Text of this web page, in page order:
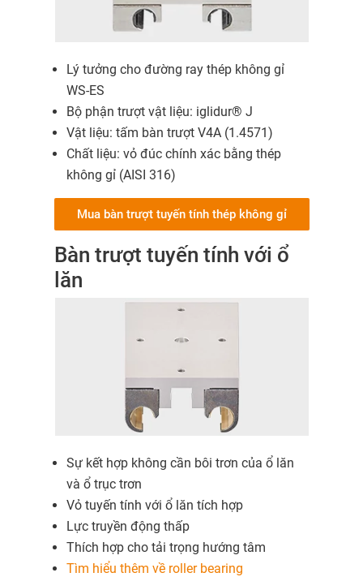
Lý tưởng cho đường ray thép không gỉ
WS-ES
Bộ phận trượt vật liệu: iglidur® J
Vật liệu: tấm bàn trượt V4A (1.4571)
Chất liệu: vỏ đúc chính xác bằng thép
không gỉ (AISI 316)
Mua bàn trượt tuyến tính thép không gỉ
Bàn trượt tuyến tính với ổ
lăn
Sự kết hợp không cần bôi trơn của ổ lăn
và ổ trục trơn
Vỏ tuyến tính với ổ lăn tích hợp
Lực truyền động thấp
Thích hợp cho tải trọng hướng tâm
Tìm hiểu thêm về roller bearing